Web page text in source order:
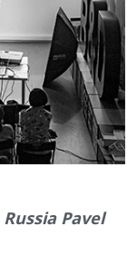
Pavel